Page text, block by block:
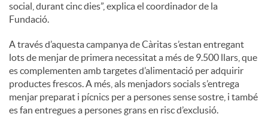
social, durant cinc dies”, explica el coordinador de la
Fundació.
A través d’aquesta campanya de Càritas s’estan entregant
lots de menjar de primera necessitat a més de 9.500 llars, que
es complementen amb targetes d’alimentació per adquirir
productes frescos. A més, als menjadors socials s’entrega
menjar preparat i pícnics per a persones sense sostre, i també
es fan entregues a persones grans en risc d’exclusió.